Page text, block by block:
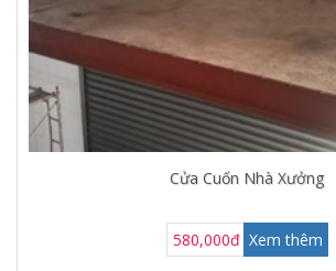
Cửa Cuốn Nhà Xưởng
580,000đ Xem thêm